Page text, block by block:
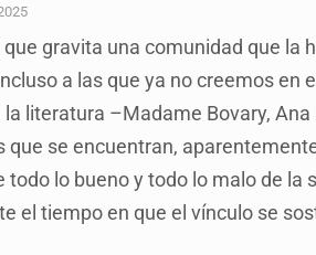
frente a un templo en Guadalajara
a gas en tres colonias de
buscado por Interpol
biotextil
gravita una comunidad que la
a las que ya no creemos en
literatura –Madame Bovary,
se encuentran,
lo bueno y todo lo malo de la
el tiempo en que el vínculo se